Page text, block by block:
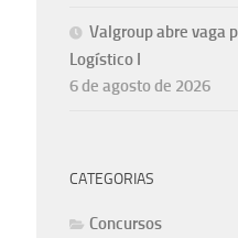
Valgroup abre vaga
Logístico I
6 de agosto de 2026
CATEGORIAS
Concursos